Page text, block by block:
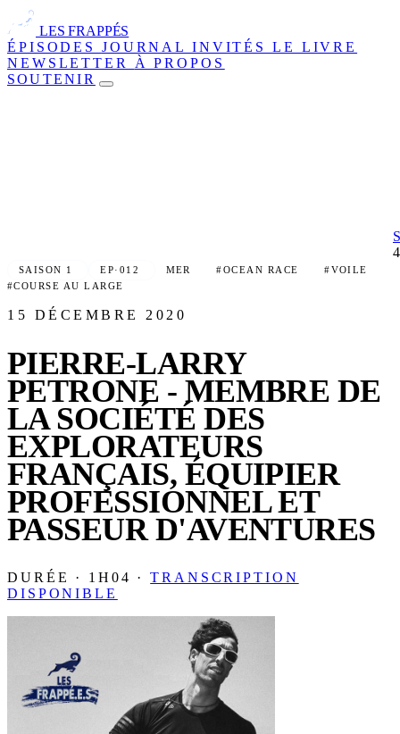
LES FRAPPÉS
ÉPISODES JOURNAL INVITÉSLE LIVRE
NEWSLETTER À PROPOS
SOUTENIR
SAISON 1 EP·012 MER #OCEAN RACE
#VOILE
#COURSE AU LARGE
15 DÉCEMBRE 2020
PIERRE-LARRY
PETRONE - MEMBRE DE
LA SOCIÉTÉ DES
EXPLORATEURS
FRANÇAIS, ÉQUIPIER
PROFESSIONNEL ET
PASSEUR D'AVENTURES
DURÉE · 1H04 ·TRANSCRIPTION
DISPONIBLE